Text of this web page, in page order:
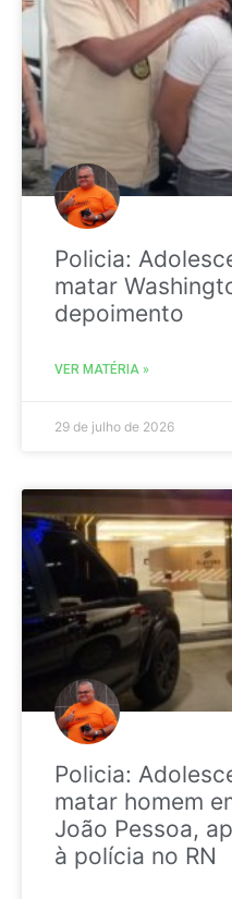
Policia:
matar
depoimento
VER MATÉRIA »
29 de julho de 2026
Policia:
matar homem
João Pessoa,
à polícia no RN